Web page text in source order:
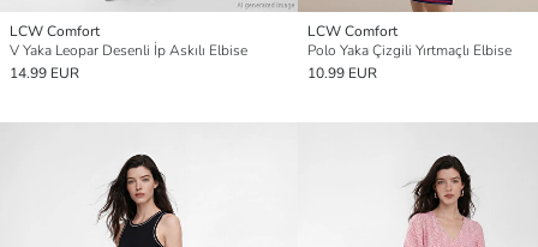
LCW Comfort
V Yaka Leopar Desenli İp Askılı Elbise
14.99 EUR
LCW Comfort
Polo Yaka Çizgili Yırtmaçlı Elbise
10.99 EUR